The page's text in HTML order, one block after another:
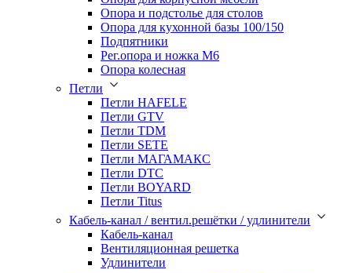
Опора и подстолье для столов
Опора для кухонной базы 100/150
Подпятники
Рег.опора и ножка М6
Опора колесная
Петли
Петли HAFELE
Петли GTV
Петли TDM
Петли SETE
Петли МАГАМАКС
Петли DTC
Петли BOYARD
Петли Titus
Кабель-канал / вентил.решётки / удлинители
Кабель-канал
Вентиляционная решетка
Удлинители